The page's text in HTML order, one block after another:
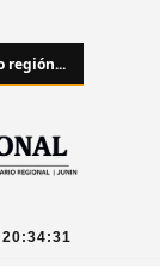
región...
20:34:32